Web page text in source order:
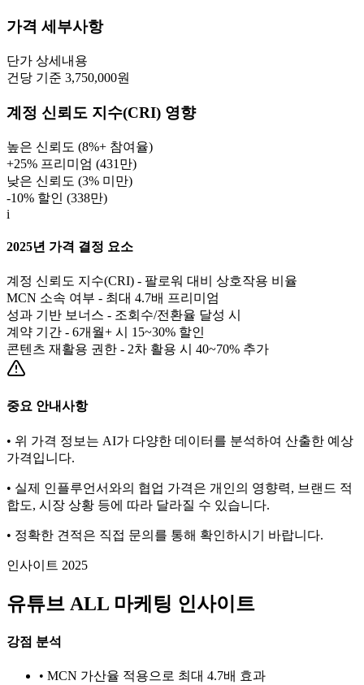
가격 세부사항
단가 상세내용
건당 기준 3,750,000원
계정 신뢰도 지수(CRI) 영향
높은 신뢰도 (8%+ 참여율)
+25% 프리미엄 (431만)
낮은 신뢰도 (3% 미만)
-10% 할인 (338만)
i
2025년 가격 결정 요소
계정 신뢰도 지수(CRI) - 팔로워 대비 상호작용 비율
MCN 소속 여부 - 최대 4.7배 프리미엄
성과 기반 보너스 - 조회수/전환율 달성 시
계약 기간 - 6개월+ 시 15~30% 할인
콘텐츠 재활용 권한 - 2차 활용 시 40~70% 추가
중요 안내사항
• 위 가격 정보는 AI가 다양한 데이터를 분석하여 산출한 예상
가격입니다.
• 실제 인플루언서와의 협업 가격은 개인의 영향력, 브랜드 적
합도, 시장 상황 등에 따라 달라질 수 있습니다.
• 정확한 견적은 직접 문의를 통해 확인하시기 바랍니다.
인사이트 2025
유튜브 ALL 마케팅 인사이트
강점 분석
• MCN 가산율 적용으로 최대 4.7배 효과